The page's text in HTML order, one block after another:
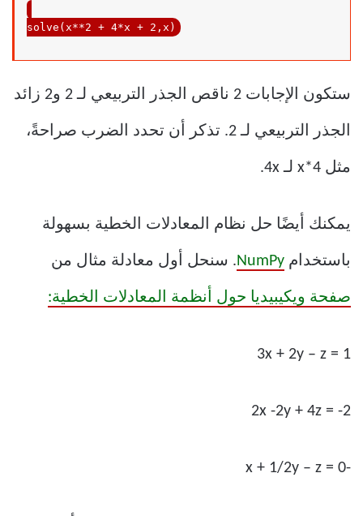
solve(x**2 + 4*x + 2 ,x)
ستكون الإجابات 2 ناقص الجذر التربيعي لـ 2 و2 زائد
الجذر التربيعي لـ 2. تذكر أن تحدد الضرب صراحةً،
مثل 4*x لـ 4x.
يمكنك أيضًا حل نظام المعادلات الخطية بسهولة
باستخدام NumPy. سنحل أول معادلة مثال من
صفحة ويكيبيديا حول أنظمة المعادلات الخطية:
3x + 2y – z = 1
2x -2y + 4z = -2
-x + 1/2y – z = 0